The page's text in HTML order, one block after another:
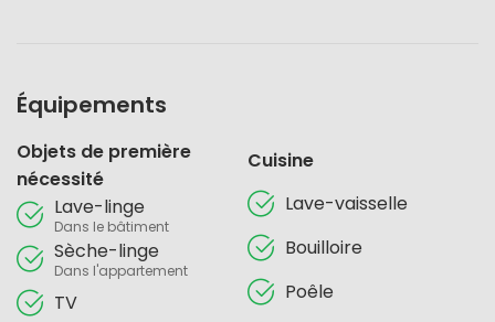
Équipements
Objets de première
nécessité
Lave-linge
Dans le bâtiment
Sèche-linge
Dans l'appartement
TV
Cuisine
Lave-vaisselle
Bouilloire
Poêle